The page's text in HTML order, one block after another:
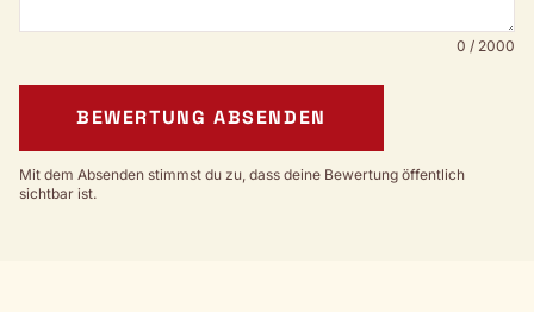
0 / 2000
BEWERTUNG ABSENDEN
Mit dem Absenden stimmst du zu, dass deine Bewertung öffentlich
sichtbar ist.